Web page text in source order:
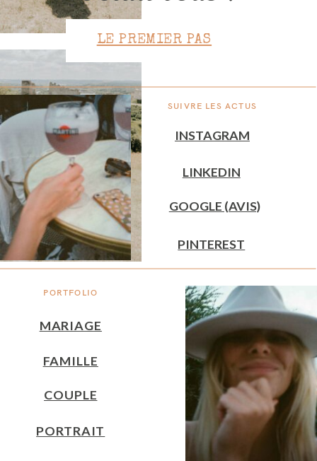
PORTFOLIO
SUIVRE LES ACTUS
MARIAGE
INSTAGRAM
GOOGLE (AVIS)
FAMILLE
PINTEREST
COUPLE
LINKEDIN
PORTRAIT
LE PREMIER PAS